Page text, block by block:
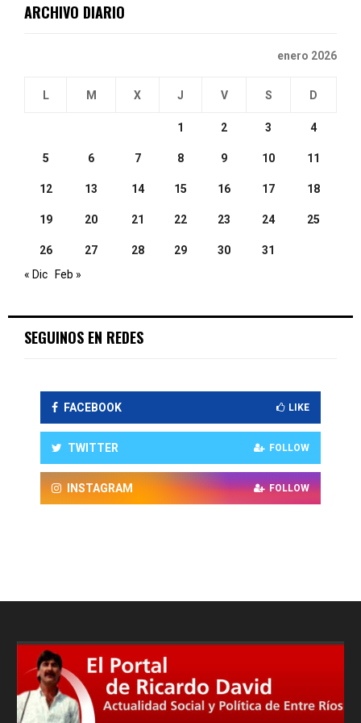
ARCHIVO DIARIO
enero 2026
L M X J V S D
1 2 3 4
5 6 7 8 9 10 11
12 13 14 15 16 17 18
19 20 21 22 23 24 25
26 27 28 29 30
31
« Dic
Feb »
SEGUINOS EN REDES
FACEBOOK LIKE
TWITTER FOLLOW
INSTAGRAM FOLLOW